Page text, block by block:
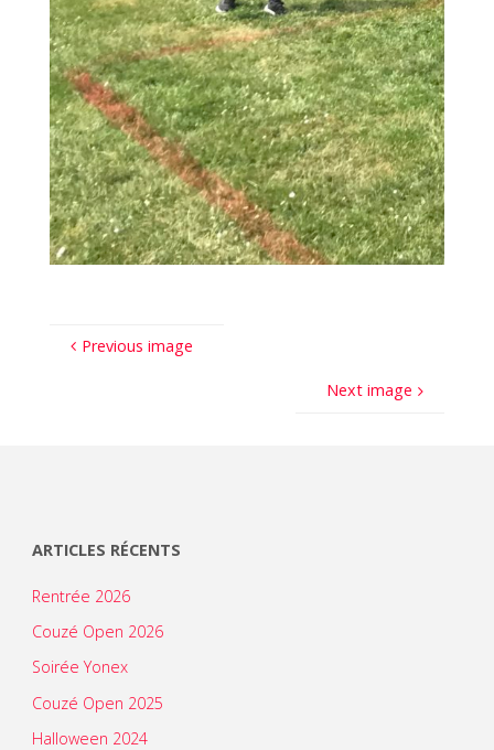
Previous image
Next image
ARTICLES RÉCENTS
Rentrée 2026
Couzé Open 2026
Soirée Yonex
Couzé Open 2025
Halloween 2024